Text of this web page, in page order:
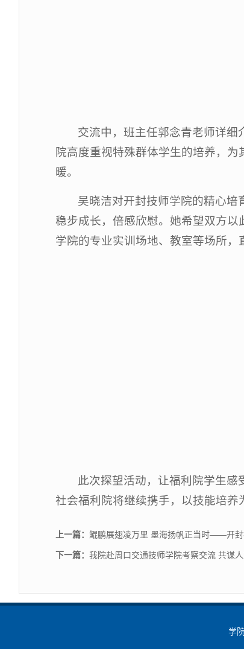
交流中，班主任郭念青老师详
院高度重视特殊群体学生的培养，
暖。
吴晓洁对开封技师学院的精心
稳步成长，倍感欣慰。她希望双方
学院的专业实训场地、教室等场所，
此次探望活动，让福利院学生感
社会福利院将继续携手，以技能培养
上一篇： 鲲鹏展翅凌万里 墨海扬帆正当时——开
下一篇： 我院赴周口交通技师学院考察交流 共谋
学